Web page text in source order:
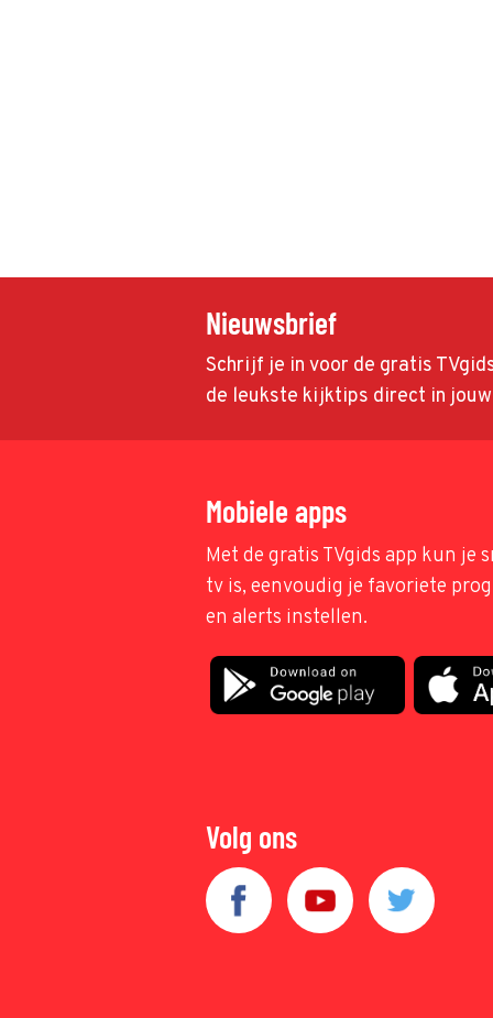
Nieuwsbrief
Schrijf je in voor de gratis
de leukste kijktips direct in
Mobiele apps
Met de gratis TVgids app kun je
tv is, eenvoudig je favoriete
en alerts instellen.
Volg ons